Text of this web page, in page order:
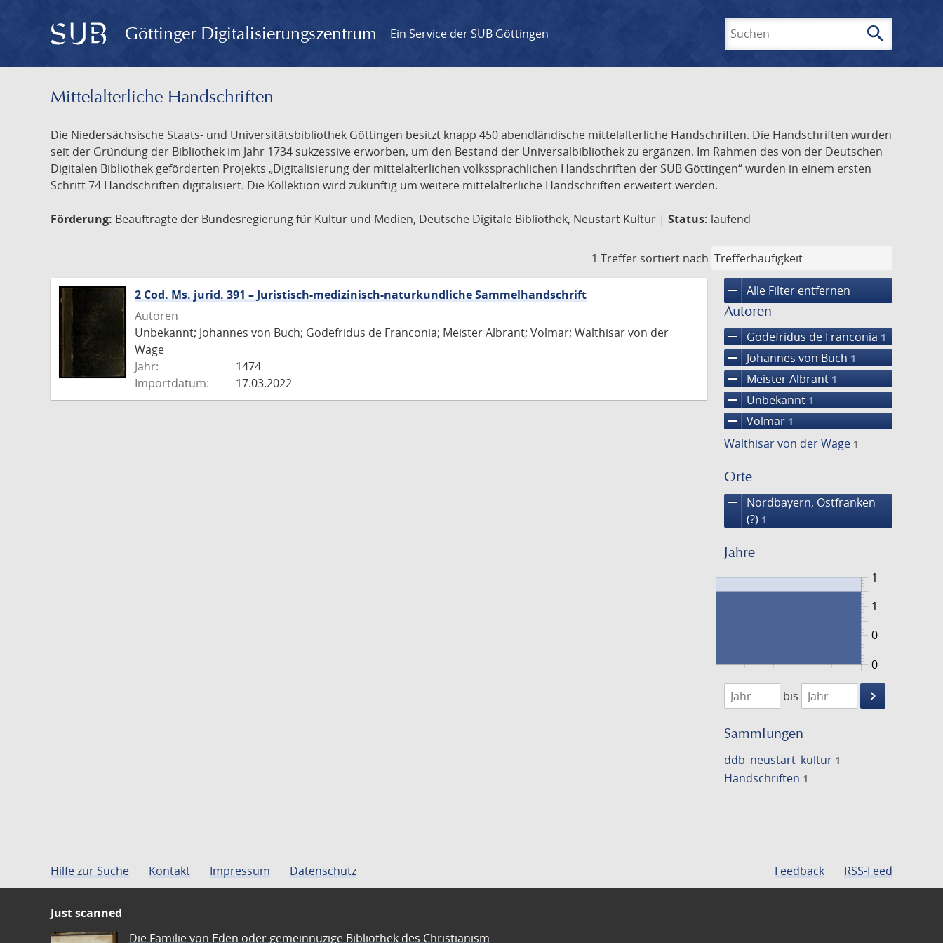
Göttinger Digitalisierungszentrum Ein Service der SUB Göttingen search
Mittelalterliche Handschriften
Die Niedersächsische Staats- und Universitätsbibliothek Göttingen besitzt knapp 450 abendländische mittelalterliche Handschriften. Die Handschriften wurden
seit der Gründung der Bibliothek im Jahr 1734 sukzessive erworben, um den Bestand der Universalbibliothek zu ergänzen. Im Rahmen des von der Deutschen
Digitalen Bibliothek geförderten Projekts „Digitalisierung der mittelalterlichen volkssprachlichen Handschriften der SUB Göttingen“ wurden in einem ersten
Schritt 74 Handschriften digitalisiert. Die Kollektion wird zukünftig um weitere mittelalterliche Handschriften erweitert werden.
Förderung: Beauftragte der Bundesregierung für Kultur und Medien, Deutsche Digitale Bibliothek, Neustart Kultur | Status: laufend
1 Treffer sortiert nach
remove Alle Filter entfernen
Autoren
remove Godefridus de Franconia 1
remove Johannes von Buch 1
remove Meister Albrant 1
remove Unbekannt 1
remove Volmar 1
Walthisar von der Wage 1
Orte
remove
Nordbayern, Ostfranken
(?) 1
Jahre
0
1
0
1
1474
1475
bis
keyboard_arrow_right
Suche
Sammlungen
ddb_neustart_kultur 1
Handschriften 1
2 Cod. Ms. jurid. 391 – Juristisch-medizinisch-naturkundliche Sammelhandschrift
Autoren
Unbekannt; Johannes von Buch; Godefridus de Franconia; Meister Albrant; Volmar; Walthisar von der
Wage
Jahr:
1474
Importdatum:
17.03.2022
Hilfe zur Suche Kontakt Impressum Datenschutz Feedback RSS-Feed
Just scanned
Die Familie von Eden oder gemeinnüzige Bibliothek des Christianism